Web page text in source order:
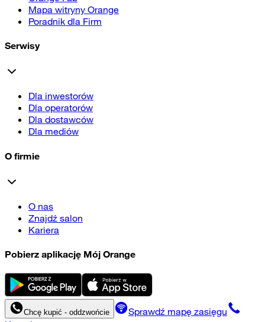
Mapa witryny Orange
Poradnik dla Firm
Serwisy
Dla inwestorów
Dla operatorów
Dla dostawców
Dla mediów
O firmie
O nas
Znajdź salon
Kariera
Pobierz aplikację Mój Orange
Chcę kupić - oddzwońcie
Sprawdź mapę zasięgu